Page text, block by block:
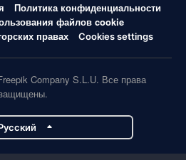
Политика конфиденциальности
файлов cookie
правах
Cookies settings
Company S.L.U. Все права